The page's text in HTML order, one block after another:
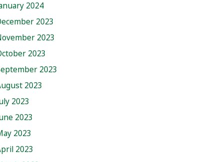
2024
2023
2023
2023
2023
2023
2023
2023
2023
2023